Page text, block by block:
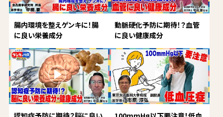
腸内環境を整えゲンキに！腸
に良い栄養成分
動脈硬化予防に期待！？血管
に良い健康成分